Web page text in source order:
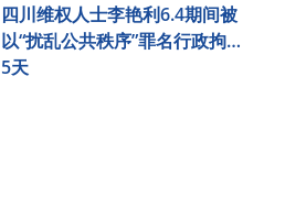
四川维权人士李艳利6.4期间被
以“扰乱公共秩序”罪名行政拘留
5天